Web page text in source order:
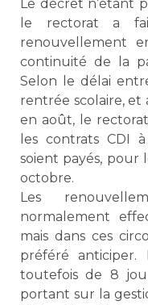
Le décret n’étant
le rectorat a
renouvellement
continuité de la
Selon le délai
rentrée scolaire,
en août, le
les contrats CDI
soient payés, pour
octobre.
Les
normalement
mais dans ces
préféré anticiper.
toutefois de 8
portant sur la